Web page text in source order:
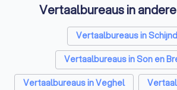
SEO-specialisten in Sint-
Grafisch ontwerpers in Sint-
Reclamebureaus in Sint-
Accountants in Sint-
Vertaalbureaus in
Vertaalbureaus in
Vertaalbureaus in Son en
Vertaalbureaus in Veghel